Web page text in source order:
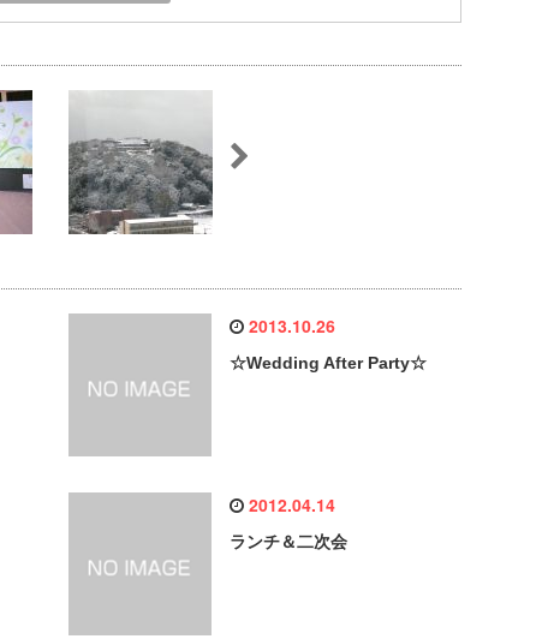
2013.10.26
☆Wedding After Party☆
2012.04.14
ランチ＆二次会